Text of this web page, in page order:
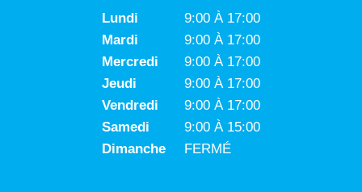
Lundi
9:00 À 17:00
Mardi
9:00 À 17:00
Mercredi
9:00 À 17:00
Jeudi
9:00 À 17:00
Vendredi
9:00 À 17:00
Samedi
9:00 À 15:00
Dimanche
FERMÉ